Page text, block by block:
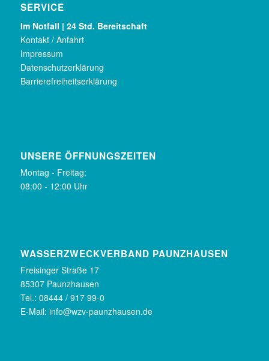
SERVICE
Im Notfall | 24 Std. Bereitschaft
Kontakt / Anfahrt
Impressum
Datenschutzerklärung
Barrierefreiheitserklärung
UNSERE ÖFFNUNGSZEITEN
Montag - Freitag:
08:00 - 12:00 Uhr
WASSERZWECKVERBAND PAUNZHAUSEN
Freisinger Straße 17
85307 Paunzhausen
Tel.: 08444 / 917 99-0
E-Mail: info@wzv-paunzhausen.de